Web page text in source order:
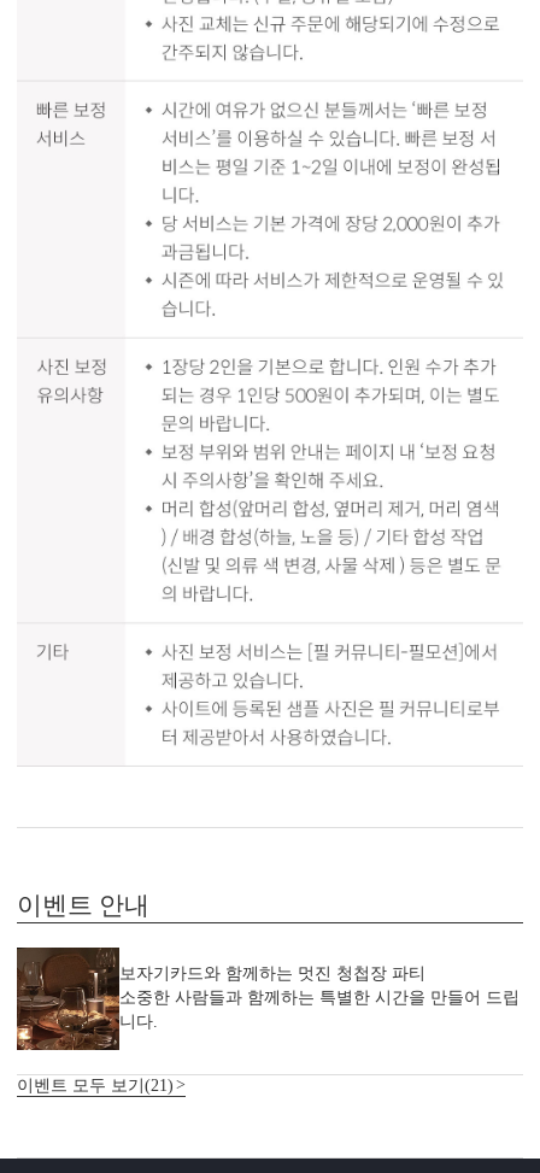
이벤트 안내
보자기카드와 함께하는 멋진 청첩장 파티
소중한 사람들과 함께하는 특별한 시간을 만들어 드립
니다.
이벤트 모두 보기(21)